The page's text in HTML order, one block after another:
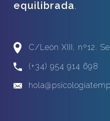
equilibrada.
C/León XIII, nº12.
(+34) 954 914 698